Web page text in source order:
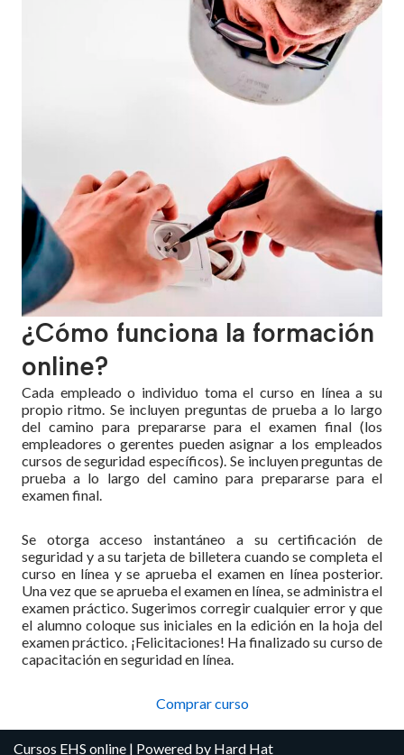
¿Cómo funciona la formación
online?
Cada empleado o individuo toma el curso en línea a su
propio ritmo. Se incluyen preguntas de prueba a lo largo
del camino para prepararse para el examen final (los
empleadores o gerentes pueden asignar a los empleados
cursos de seguridad específicos). Se incluyen preguntas de
prueba a lo largo del camino para prepararse para el
examen final.
Se otorga acceso instantáneo a su certificación de
seguridad y a su tarjeta de billetera cuando se completa el
curso en línea y se aprueba el examen en línea posterior.
Una vez que se aprueba el examen en línea, se administra el
examen práctico. Sugerimos corregir cualquier error y que
el alumno coloque sus iniciales en la edición en la hoja del
examen práctico. ¡Felicitaciones! Ha finalizado su curso de
capacitación en seguridad en línea.
Comprar curso
Cursos EHS online | Powered by Hard Hat